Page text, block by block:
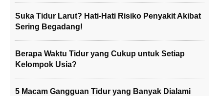
Suka Tidur Larut? Hati-Hati Risiko Penyakit Akibat
Sering Begadang!
Berapa Waktu Tidur yang Cukup untuk Setiap
Kelompok Usia?
5 Macam Gangguan Tidur yang Banyak Dialami